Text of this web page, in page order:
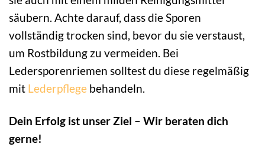
säubern. Achte darauf, dass die Sporen
vollständig trocken sind, bevor du sie verstaust,
um Rostbildung zu vermeiden. Bei
Ledersporenriemen solltest du diese regelmäßig
mit Lederpflege behandeln.
Dein Erfolg ist unser Ziel – Wir beraten dich
gerne!